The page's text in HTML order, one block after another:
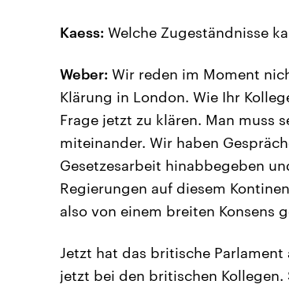
Kaess: Welche Zugeständnisse
Weber: Wir reden im Moment
Klärung in London. Wie Ihr
Frage jetzt zu klären. Man muss
miteinander. Wir haben
Gesetzesarbeit hinabbegeben
Regierungen auf diesem
also von einem breiten Konsens
Jetzt hat das britische
jetzt bei den britischen